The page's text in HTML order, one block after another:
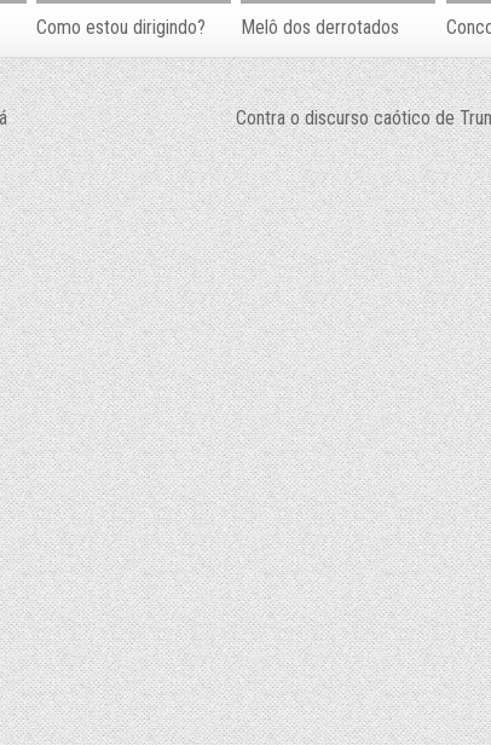
Como estou dirigindo? Melô dos derrotados
Contra o discurso caótico de